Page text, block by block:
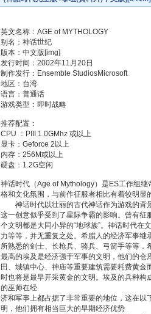
英文名称：AGE of MYTHOLOGY
别名：神话世纪
版本：中文版[img]
发行时间：2002年11月20日
制作发行：Ensemble StudiosMicrosoft
地区：台湾
语言：普通话
游戏类型：即时战略
推荐配置：
CPU ：PIII 1.0GMhz 或以上
显卡：Geforce 2以上
内存：256M或以上
硬盘：1.2G空闲
神话时代（Age of Mythology）是ES工作组
格和文化氛围，与前作征服者相比有着较明显
神话时代以壮丽的古代神话作为游戏的背
这一创意似乎受到了星际争霸的影响。曾有
个文明都是大同小异的“地球族”。神话时代在
力等等，并无重复之处。希腊人的经济军事
所熟悉的剑士、长枪兵、骑兵、弓箭手等等
最高的埃及是经济强于军事的文明，他们的
田、城镇中心、神庙等重要建筑需要耗费黄
时也将是最早开采黄金的文明。埃及的兵种
的巫师在经
济和军事上都占据了非常重要的地位，这在
明，他们拥有相当巨大的早期经济优势